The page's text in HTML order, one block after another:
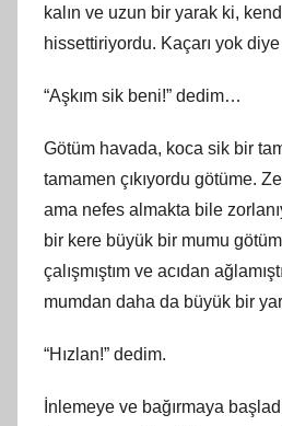
kalın ve uzun bir yarak ki,
hissettiriyordu. Kaçarı yok
“Aşkım sik beni!” dedim…
Götüm havada, koca sik bir
tamamen çıkıyordu götüme.
ama nefes almakta bile
bir kere büyük bir mumu
çalışmıştım ve acıdan
mumdan daha da büyük bir
“Hızlan!” dedim.
İnlemeye ve bağırmaya